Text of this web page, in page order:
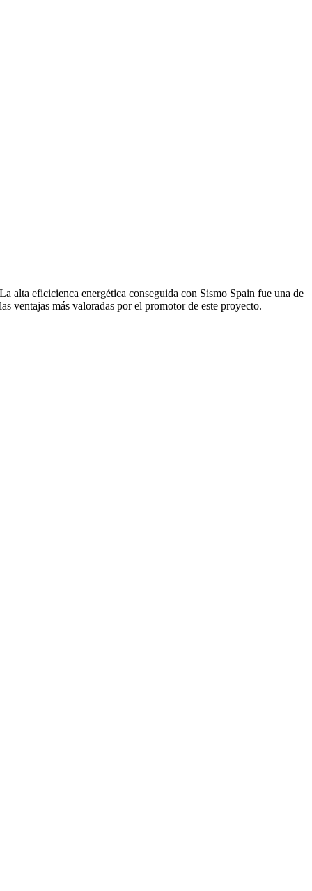
La alta eficicienca energética conseguida con Sismo Spain fue una de
las ventajas más valoradas por el promotor de este proyecto.